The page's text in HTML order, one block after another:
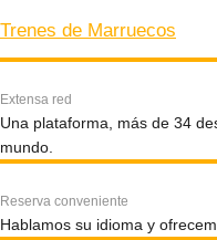
Trenes de Marruecos
Extensa red
Una plataforma, más de 34
mundo.
Reserva conveniente
Hablamos su idioma y